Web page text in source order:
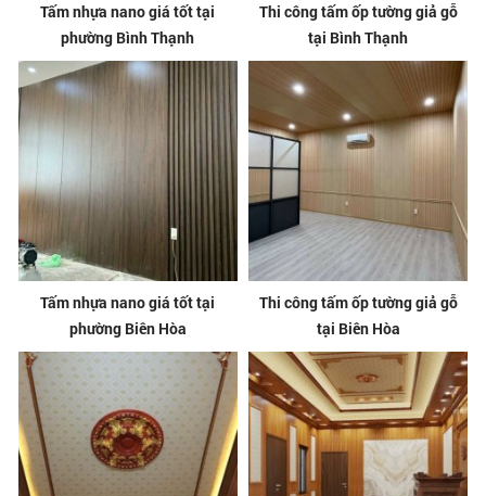
Tấm nhựa nano giá tốt tại
phường Bình Thạnh
Thi công tấm ốp tường giả gỗ
tại Bình Thạnh
Tấm nhựa nano giá tốt tại
phường Biên Hòa
Thi công tấm ốp tường giả gỗ
tại Biên Hòa